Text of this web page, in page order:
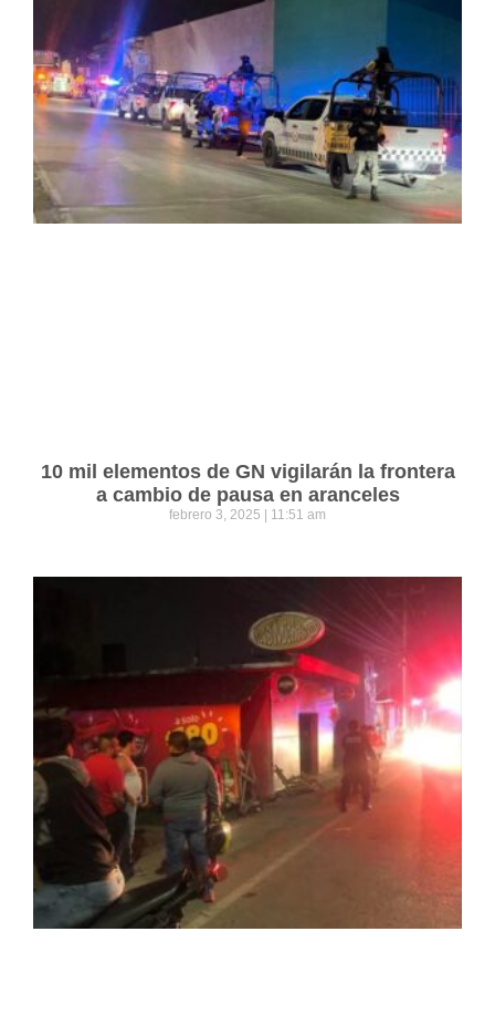
10 mil elementos de GN vigilarán la frontera
a cambio de pausa en aranceles
febrero 3, 2025 11:51 am